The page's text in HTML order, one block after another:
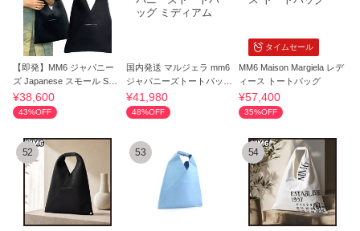
【即発】MM6 ジャパニー
ズ Japanese スモール S54
WD0043 P6414
¥38,600
43%OFF
国内発送 マルジェラ mm6
ジャパニーズトートバッグ
ミディアム
¥41,980
48%OFF
タイムセール
MM6 Maison Margiela レデ
ィース トートバッグ
¥57,400
35%OFF
52 53 54